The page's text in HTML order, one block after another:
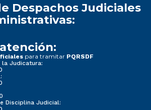
Despachos Judiciales
para tramitar PQRSDF
la Judicatura:
Disciplina Judicial: